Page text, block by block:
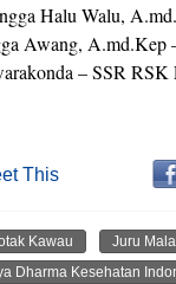
Halu Walu,
Awang, A.md.Kep
– SSR RSK
This
Kawau Juru
Dharma Kesehatan